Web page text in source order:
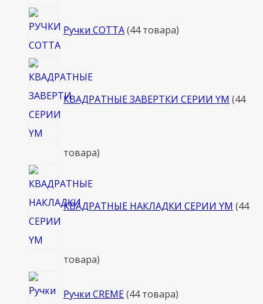
Ручки COTTA 44 товара
КВАДРАТНЫЕ ЗАВЕРТКИ СЕРИИ YM 44
товара
КВАДРАТНЫЕ НАКЛАДКИ СЕРИИ YM 44
товара
Ручки CREME 44 товара